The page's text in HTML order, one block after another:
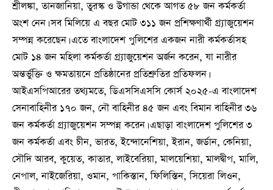
শ্রীলঙ্কা, তানজানিয়া, তুরস্ক ও উগান্ডা থেকে আগত ৫৮ জন কর্মকর্তা
অংশ নেন। সব মিলিয়ে এ বছর মোট ৩১১ জন প্রশিক্ষণার্থী গ্র্যাজুয়েশন
সম্পন্ন করেছেন। এতে বাংলাদেশ পুলিশের একজন নারী কর্মকর্তাসহ
মোট ১৪ জন মহিলা কর্মকর্তা গ্র্যাজুয়েশন অর্জন করেন, যা নারীর
অন্তর্ভুক্তি ও ক্ষমতায়নে প্রতিষ্ঠানের প্রতিশ্রুতির প্রতিফলন।
আইএসপিআরের তথ্যমতে, ডিএসসিএসসি কোর্স ২০২৫-এ বাংলাদেশ
সেনাবাহিনীর ১৭০ জন, নৌ বাহিনীর ৪৫ জন এবং বিমান বাহিনীর ৩৬
জন কর্মকর্তা গ্র্যাজুয়েশন সম্পন্ন করেন। এছাড়া বাংলাদেশ পুলিশের ৩
জন কর্মকর্তা এবং চীন, ভারত, ইন্দোনেশিয়া, ইরান, জর্ডান, কেনিয়া,
সৌদি আরব, কুয়েত, কাতার, লাইবেরিয়া, মালয়েশিয়া, মালদ্বীপ, মালি,
নেপাল, নাইজেরিয়া, ওমান, পাকিস্তান, ফিলিস্তিন, সিয়েরা লিওন,